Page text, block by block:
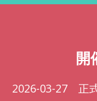
開
2026-03-27 正